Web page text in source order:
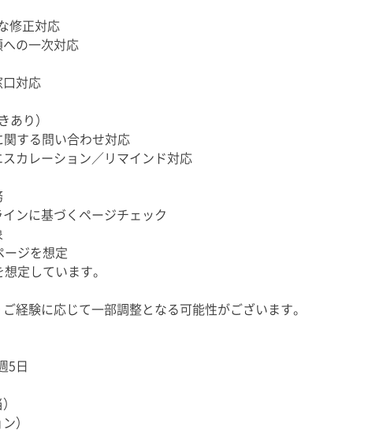
修正対応
への一次対応
対応
あり）
する問い合わせ対応
カレーション／リマインド対応
ンに基づくページチェック
ージを想定
定しています。
経験に応じて一部調整となる可能性がございます。
5日
）